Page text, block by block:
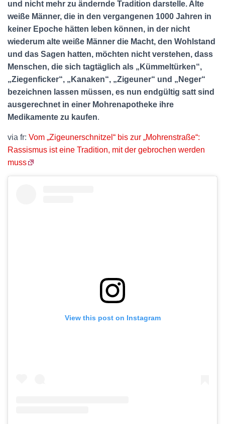
und nicht mehr zu ändernde Tradition darstelle. Alte
weiße Männer, die in den vergangenen 1000 Jahren in
keiner Epoche hätten leben können, in der nicht
wiederum alte weiße Männer die Macht, den Wohlstand
und das Sagen hatten, möchten nicht verstehen, dass
Menschen, die sich tagtäglich als „Kümmeltürken“,
„Ziegenficker“, „Kanaken“, „Zigeuner“ und „Neger“
bezeichnen lassen müssen, es nun endgültig satt sind
ausgerechnet in einer Mohrenapotheke ihre
Medikamente zu kaufen.
via fr: Vom „Zigeunerschnitzel“ bis zur „Mohrenstraße“:
Rassismus ist eine Tradition, mit der gebrochen werden
muss
View this post on Instagram